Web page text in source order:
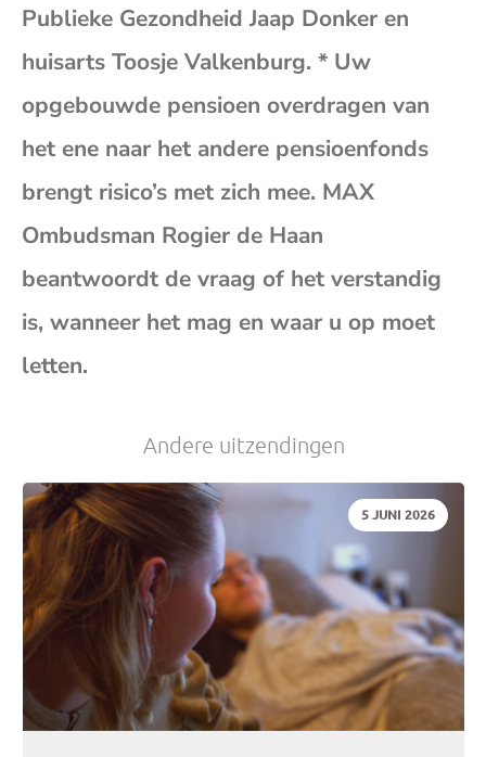
Publieke Gezondheid Jaap Donker en
huisarts Toosje Valkenburg. * Uw
opgebouwde pensioen overdragen van
het ene naar het andere pensioenfonds
brengt risico’s met zich mee. MAX
Ombudsman Rogier de Haan
beantwoordt de vraag of het verstandig
is, wanneer het mag en waar u op moet
letten.
Andere uitzendingen
DATUM:
5 JUNI 2026